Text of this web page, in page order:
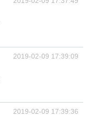
2019-02-09 17:39:09
2019-02-09 17:39:36